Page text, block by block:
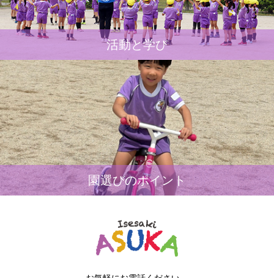
活動と学び
園選びのポイント